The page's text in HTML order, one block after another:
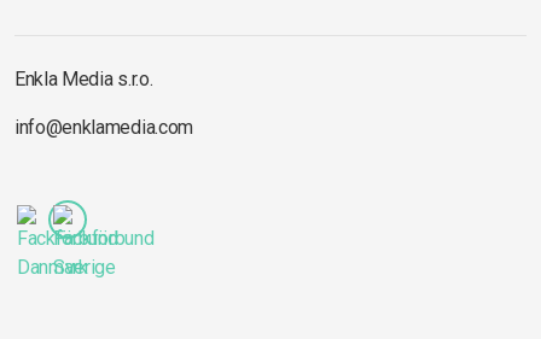
Enkla Media s.r.o.
info@enklamedia.com